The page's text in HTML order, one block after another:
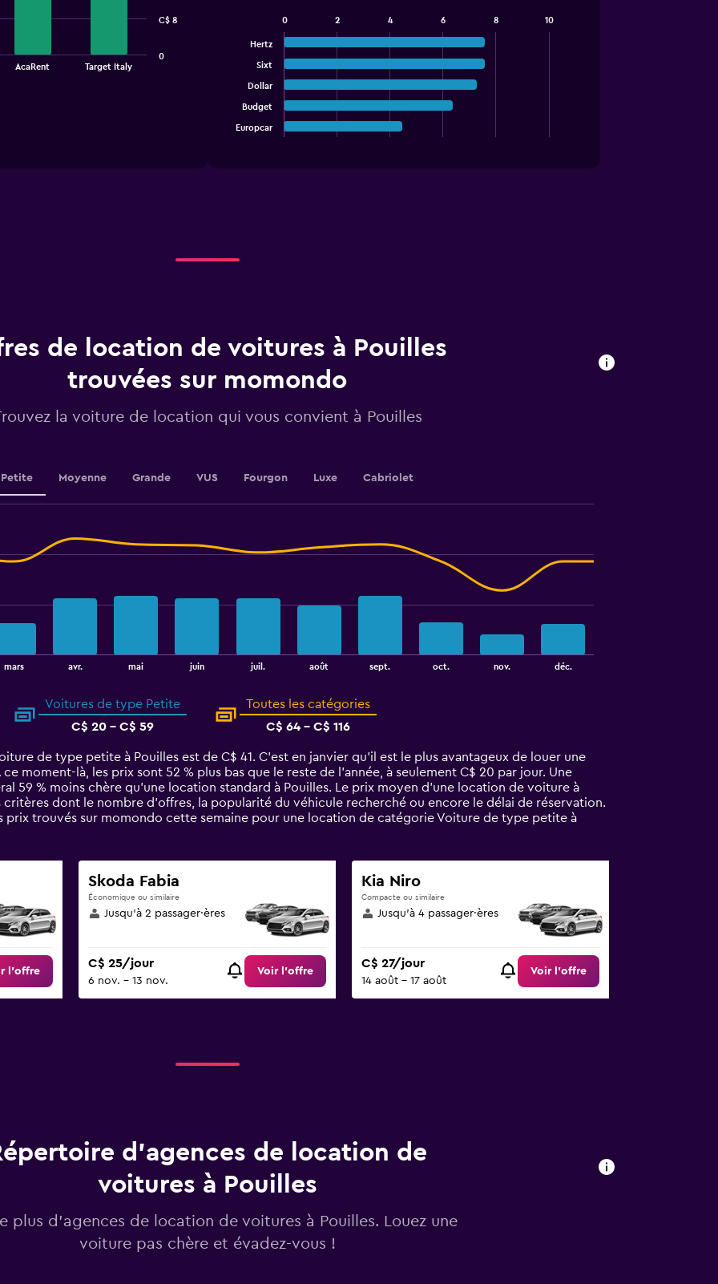
AcaRent Target Italy
0
C$ 8
chart
bars.
The
chart
categories.
Y
axis
displaying
values.
0
graphic.Hertz
Sixt
Dollar
Budget
Europcar
0 2 4 6 8 10
End
de location de voitures à Pouilles
trouvées sur momondo
la voiture de location qui vous convient à Pouilles
Petite Moyenne Grande VUS Fourgon Luxe Cabriolet
mars avr. mai juin juil. août sept. oct. nov. déc.
Voitures de type Petite
C$ 20 - C$ 59
Toutes les catégories
C$ 64 - C$ 116
de type petite à Pouilles est de C$ 41. C’est en janvier qu'il est le plus avantageux de louer une
moment-là, les prix sont 52 % plus bas que le reste de l’année, à seulement C$ 20 par jour. Une
59 % moins chère qu'une location standard à Pouilles. Le prix moyen d’une location de voiture à
critères dont le nombre d’offres, la popularité du véhicule recherché ou encore le délai de réservation.
prix trouvés sur momondo cette semaine pour une location de catégorie Voiture de type petite à
l’offre
Skoda Fabia
Économique ou similaire
Jusqu’à 2 passager·ères
C$ 25/jour
6 nov. - 13 nov.
Voir l’offre
Kia Niro
Compacte ou similaire
Jusqu’à 4 passager·ères
C$ 27/jour
14 août - 17 août
Voir l’offre
d’agences de location de
voitures à Pouilles
plus d’agences de location de voitures à Pouilles. Louez une
voiture pas chère et évadez-vous !